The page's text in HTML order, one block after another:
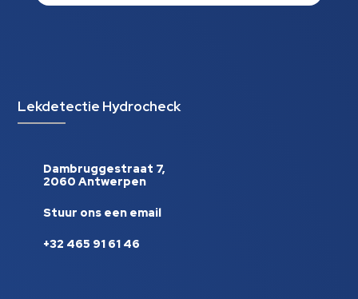
Lekdetectie Hydrocheck
Dambruggestraat 7,
2060 Antwerpen
Stuur ons een email
+32 465 91 61 46